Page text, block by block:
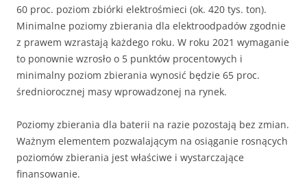
60 proc. poziom zbiórki elektrośmieci (ok. 420 tys. ton).
Minimalne poziomy zbierania dla elektroodpadów zgodnie
z prawem wzrastają każdego roku. W roku 2021 wymaganie
to ponownie wzrosło o 5 punktów procentowych i
minimalny poziom zbierania wynosić będzie 65 proc.
średniorocznej masy wprowadzonej na rynek.
Poziomy zbierania dla baterii na razie pozostają bez zmian.
Ważnym elementem pozwalającym na osiąganie rosnących
poziomów zbierania jest właściwe i wystarczające
finansowanie.